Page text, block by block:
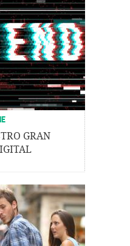
GRAN